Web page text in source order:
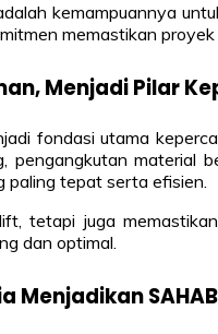
kemampuannya
memastikan
Menjadi Pilar
fondasi utama
pengangkutan material
paling tepat serta efisien.
tetapi juga
dan optimal.
Menjadikan